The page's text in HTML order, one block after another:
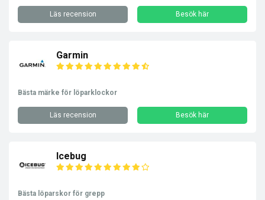
Läs recension Besök här
Garmin
Bästa märke för löparklockor
Läs recension Besök här
Icebug
Bästa löparskor för grepp